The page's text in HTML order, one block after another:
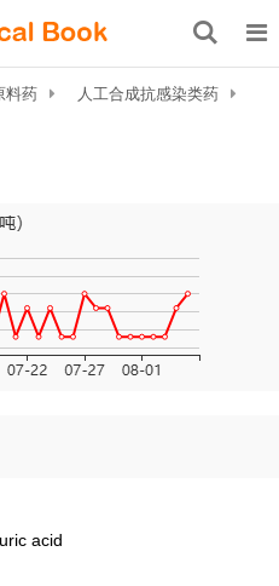
料药
人工合成抗感染类药
acid